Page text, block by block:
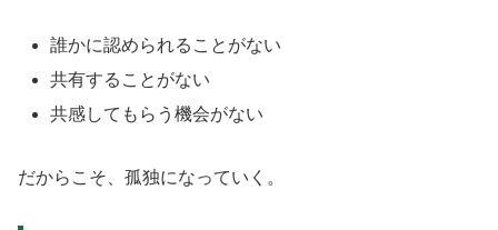
誰かに認められることがない
共有することがない
共感してもらう機会がない
だからこそ、孤独になっていく。